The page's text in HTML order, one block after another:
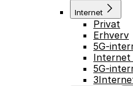
Internet
Privat
Erhverv
5G-
5G-